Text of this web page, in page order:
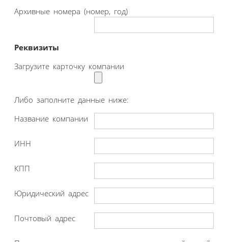
Архивные номера (номер, год)
Реквизиты
Загрузите карточку компании
Либо заполните данные ниже:
Название компании
ИНН
КПП
Юридический адрес
Почтовый адрес